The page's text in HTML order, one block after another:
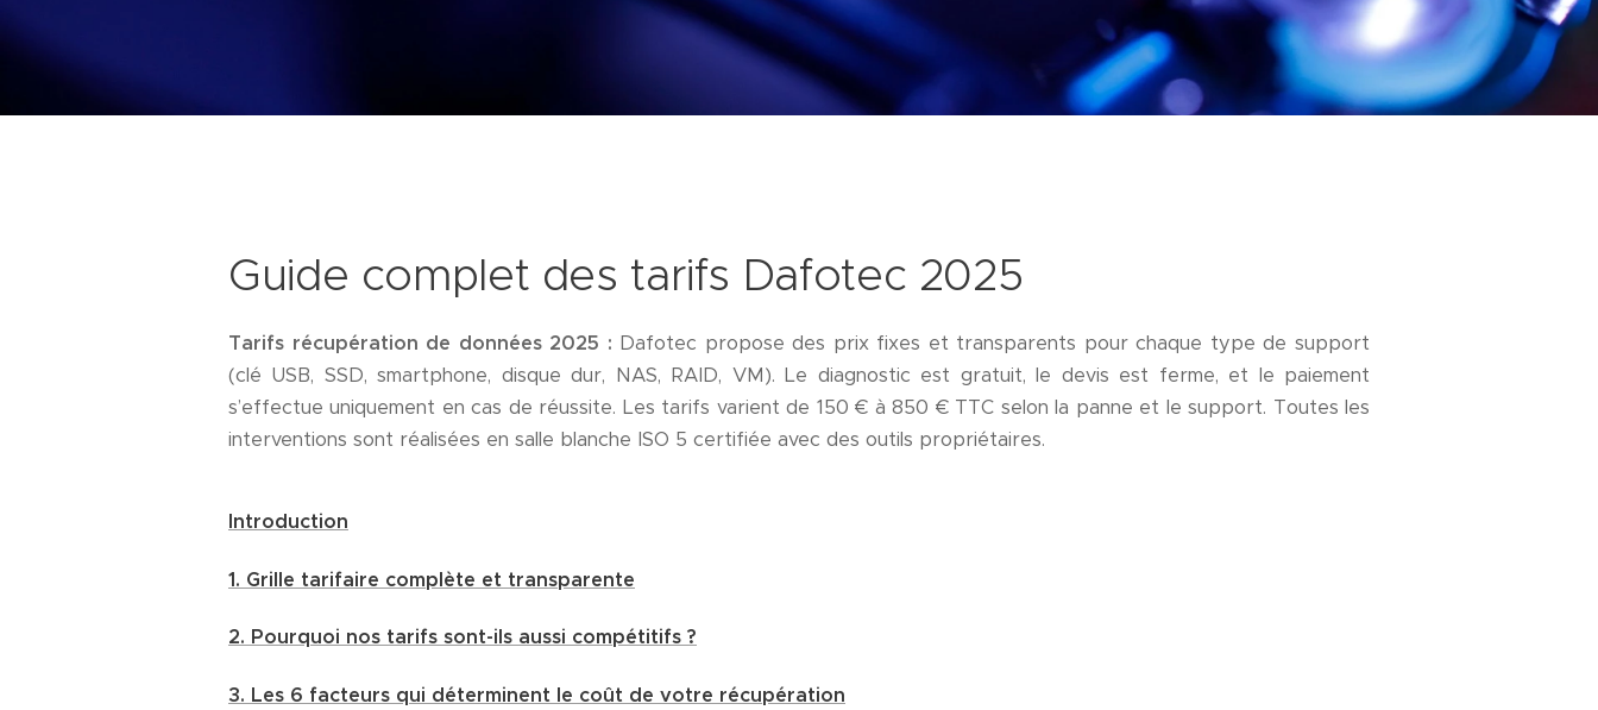
Guide complet des tarifs Dafotec 2025
Tarifs récupération de données 2025 : Dafotec propose des prix fixes et transparents pour chaque type de support
(clé USB, SSD, smartphone, disque dur, NAS, RAID, VM). Le diagnostic est gratuit, le devis est ferme, et le paiement
s’effectue uniquement en cas de réussite. Les tarifs varient de 150 € à 850 € TTC selon la panne et le support. Toutes les
interventions sont réalisées en salle blanche ISO 5 certifiée avec des outils propriétaires.
Introduction
1. Grille tarifaire complète et transparente
2. Pourquoi nos tarifs sont-ils aussi compétitifs ?
3. Les 6 facteurs qui déterminent le coût de votre récupération